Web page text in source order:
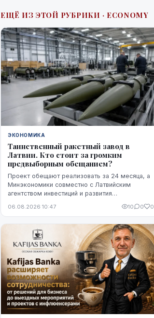
ЕЩЁ ИЗ ЭТОЙ РУБРИКИ · ECONOMY
ЭКОНОМИКА
Таинственный ракетный завод в
Латвии. Кто стоит за громким
предвыборным обещанием?
Проект обещают реализовать за 24 месяца, а
Минэкономики совместно с Латвийским
агентством инвестиций и развития
"высокой стадии готовности". Однако публично
технологий, ни проектировщик завода.
Неизвестно также, какая часть необходимого
финансирования уже обеспечена и на чем
основан прогноз экспорта.
06.08.2026 10:47 10 0 0